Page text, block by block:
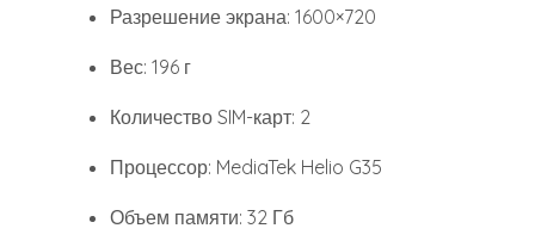
Разрешение экрана: 1600×720
Вес: 196 г
Количество SIM-карт: 2
Процессор: MediaTek Helio G35
Объем памяти: 32 Гб